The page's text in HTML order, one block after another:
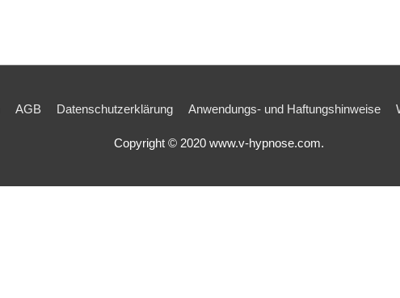
AGB Datenschutzerklärung Anwendungs- und Haftungshinweise
Copyright © 2020 www.v-hypnose.com.